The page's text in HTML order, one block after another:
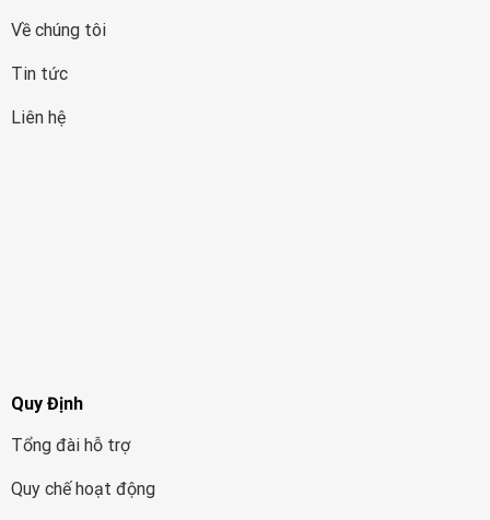
Về chúng tôi
Tin tức
Liên hệ
Quy Định
Tổng đài hỗ trợ
Quy chế hoạt động